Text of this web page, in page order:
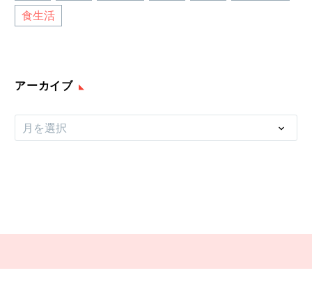
食生活
アーカイブ
ー
月を選択